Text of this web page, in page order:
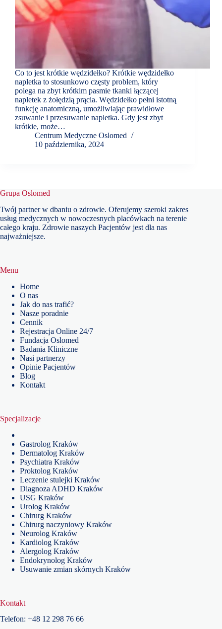
Co to jest krótkie wędzidełko? Krótkie wędzidełko
napletka to stosunkowo częsty problem, który
polega na zbyt krótkim pasmie tkanki łączącej
napletek z żołędzią prącia. Wędzidełko pełni istotną
funkcję anatomiczną, umożliwiając prawidłowe
zsuwanie i przesuwanie napletka. Gdy jest zbyt
krótkie, może…
Centrum Medyczne Oslomed
10 października, 2024
Grupa Oslomed
Twój partner w dbaniu o zdrowie. Oferujemy szeroki zakres
usług medycznych w nowoczesnych placówkach na terenie
całego kraju. Zdrowie naszych Pacjentów jest dla nas
najważniejsze.
Menu
Home
O nas
Jak do nas trafić?
Nasze poradnie
Cennik
Rejestracja Online 24/7
Fundacja Oslomed
Badania Kliniczne
Nasi partnerzy
Opinie Pacjentów
Blog
Kontakt
Specjalizacje
Gastrolog Kraków
Dermatolog Kraków
Psychiatra Kraków
Proktolog Kraków
Leczenie stulejki Kraków
Diagnoza ADHD Kraków
USG Kraków
Urolog Kraków
Chirurg Kraków
Chirurg naczyniowy Kraków
Neurolog Kraków
Kardiolog Kraków
Alergolog Kraków
Endokrynolog Kraków
Usuwanie zmian skórnych Kraków
Kontakt
Telefon: +48 12 298 76 66